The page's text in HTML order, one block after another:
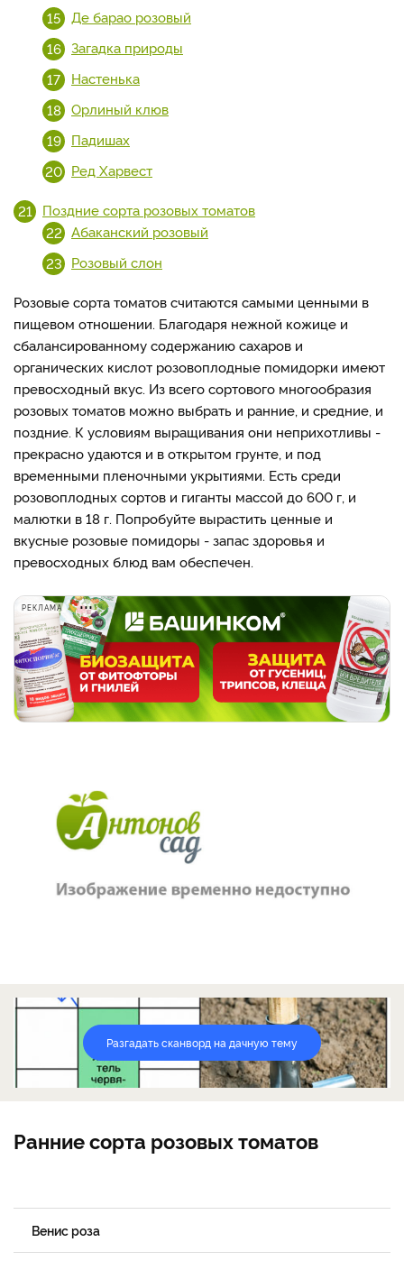
Де барао розовый
Загадка природы
Настенька
Орлиный клюв
Падишах
Ред Харвест
Поздние сорта розовых томатов
Абаканский розовый
Розовый слон
Розовые сорта томатов считаются самыми ценными в
пищевом отношении. Благодаря нежной кожице и
сбалансированному содержанию сахаров и
органических кислот розовоплодные помидорки имеют
превосходный вкус. Из всего сортового многообразия
розовых томатов можно выбрать и ранние, и средние, и
поздние. К условиям выращивания они неприхотливы -
прекрасно удаются и в открытом грунте, и под
временными пленочными укрытиями. Есть среди
розовоплодных сортов и гиганты массой до 600 г, и
малютки в 18 г. Попробуйте вырастить ценные и
вкусные розовые помидоры - запас здоровья и
превосходных блюд вам обеспечен.
РЕКЛАМА
Разгадать сканворд на дачную тему
Ранние сорта розовых томатов
Венис роза